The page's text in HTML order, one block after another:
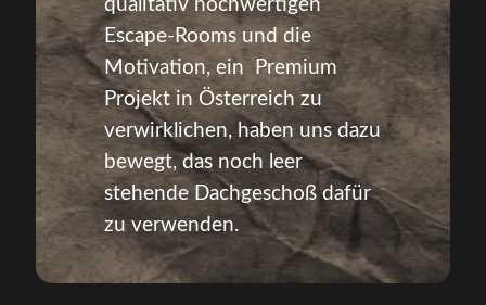
qualitativ hochwertigen
Escape-Rooms und die
Motivation, ein Premium
Projekt in Österreich zu
verwirklichen, haben uns dazu
bewegt, das noch leer
stehende Dachgeschoß dafür
zu verwenden.